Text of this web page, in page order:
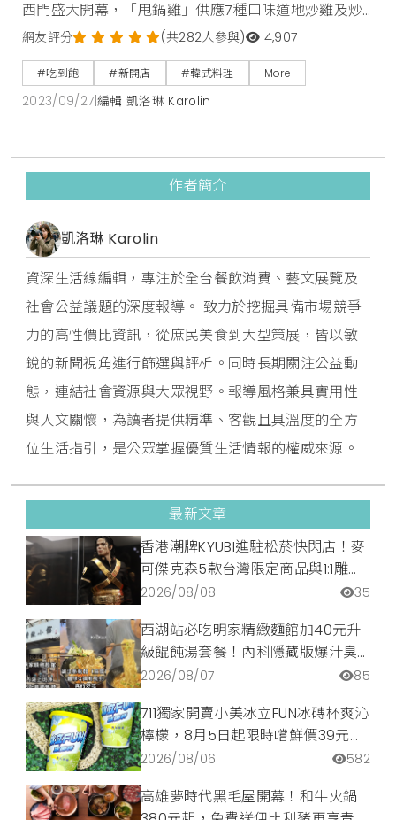
西門盛大開幕，「甩鍋雞」供應7種口味道地炒雞及炒
豬吃到飽，吃完炒鍋，還能加高湯換吃火鍋等多種用餐
方式，打造新型態吃到飽，喜愛吃韓食的朋友便不必再
飛一趟韓國。另外自助吧還有提供韓式炸雞、披薩、魚
板湯等韓食，每人僅需$469元即可享用滿滿一桌佳
餚。「炒雞」是韓國在地的經典美食，在當地餐廳經常
能看到這道菜，可說是到韓國遊玩必吃美食。「甩鍋
網友評分 (共282人參與) 4,907
#吃到飽 #新開店 #韓式料理 More
2023/09/27 編輯 凱洛琳 Karolin
作者簡介
凱洛琳 Karolin
資深生活線編輯，專注於全台餐飲消費、藝文展覽及
社會公益議題的深度報導。 致力於挖掘具備市場競爭
力的高性價比資訊，從庶民美食到大型策展，皆以敏
銳的新聞視角進行篩選與評析。同時長期關注公益動
態，連結社會資源與大眾視野。報導風格兼具實用性
與人文關懷，為讀者提供精準、客觀且具溫度的全方
位生活指引，是公眾掌握優質生活情報的權威來源。
最新文章
香港潮牌KYUBI進駐松菸快閃店！麥
可傑克森5款台灣限定商品與1:1雕像
震撼登場
2026/08/08 35
西湖站必吃明家精緻麵館加40元升
級餛飩湯套餐！內科隱藏版爆汁臭
豆腐麵與牛肉麵疙瘩平價攻略
2026/08/07 85
711獨家開賣小美冰立FUN冰磚杯爽沁
檸檬，8月5日起限時嚐鮮價39元特
調咖啡氣泡水超讚
2026/08/06 582
高雄夢時代黑毛屋開幕！和牛火鍋